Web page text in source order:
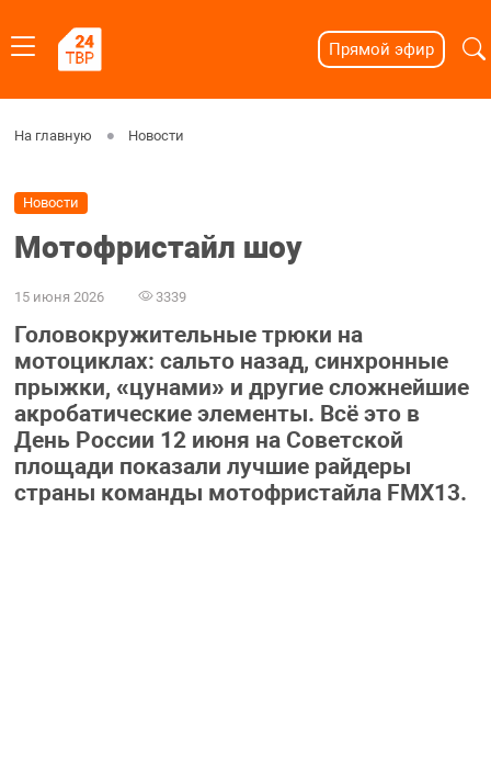
Прямой эфир
На главную Новости
Новости
Мотофристайл шоу
15 июня 2026 3339
Головокружительные трюки на
мотоциклах: сальто назад, синхронные
прыжки, «цунами» и другие сложнейшие
акробатические элементы. Всё это в
День России 12 июня на Советской
площади показали лучшие райдеры
страны команды мотофристайла FMX13.